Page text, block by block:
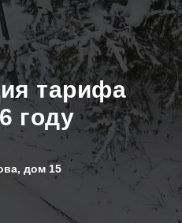
тарифа
году
дом 15